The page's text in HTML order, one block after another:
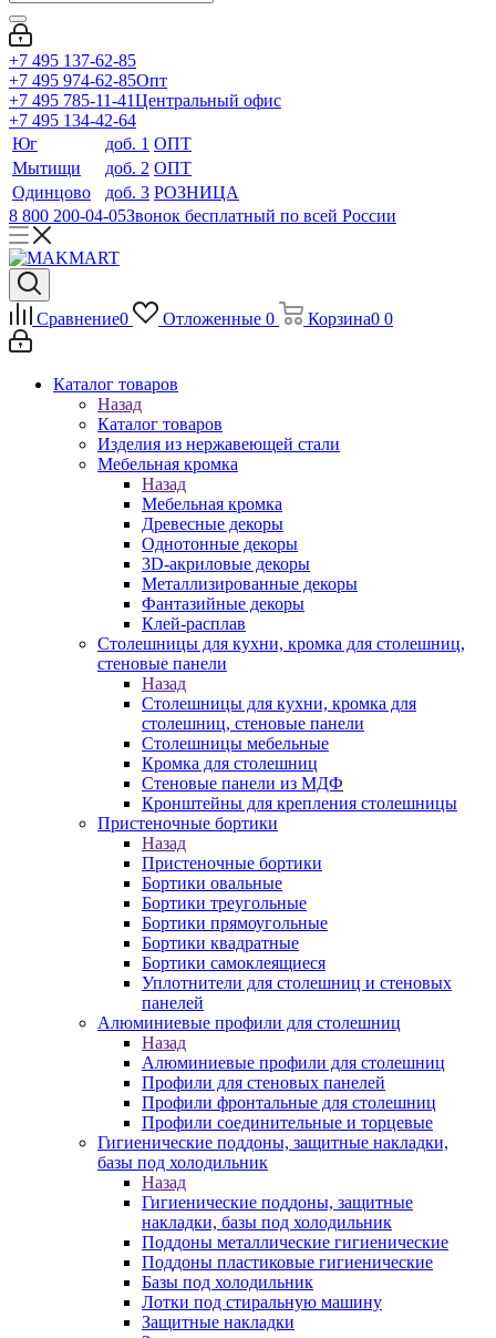
+7 495 137-62-85
+7 495 974-62-85Опт
+7 495 785-11-41Центральный офис
+7 495 134-42-64
Юг
доб. 1 ОПТ
Мытищи
доб. 2 ОПТ
Одинцово
доб. 3 РОЗНИЦА
8 800 200-04-05Звонок бесплатный по всей России
Сравнение0 Отложенные 0 Корзина0 0
Каталог товаров
Назад
Каталог товаров
Изделия из нержавеющей стали
Мебельная кромка
Назад
Мебельная кромка
Древесные декоры
Однотонные декоры
3D-акриловые декоры
Металлизированные декоры
Фантазийные декоры
Клей-расплав
Столешницы для кухни, кромка для столешниц,
стеновые панели
Назад
Столешницы для кухни, кромка для
столешниц, стеновые панели
Столешницы мебельные
Кромка для столешниц
Стеновые панели из МДФ
Кронштейны для крепления столешницы
Пристеночные бортики
Назад
Пристеночные бортики
Бортики овальные
Бортики треугольные
Бортики прямоугольные
Бортики квадратные
Бортики самоклеящиеся
Уплотнители для столешниц и стеновых
панелей
Алюминиевые профили для столешниц
Назад
Алюминиевые профили для столешниц
Профили для стеновых панелей
Профили фронтальные для столешниц
Профили соединительные и торцевые
Гигиенические поддоны, защитные накладки,
базы под холодильник
Назад
Гигиенические поддоны, защитные
накладки, базы под холодильник
Поддоны металлические гигиенические
Поддоны пластиковые гигиенические
Базы под холодильник
Лотки под стиральную машину
Защитные накладки